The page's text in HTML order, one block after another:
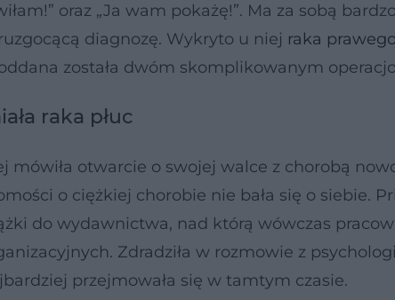
oraz „Ja wam pokażę!”. Ma za sobą
diagnozę. Wykryto u niej raka
została dwóm skomplikowanym
raka płuc
mówiła otwarcie o swojej walce z chorobą
o ciężkiej chorobie nie bała się o siebie.
do wydawnictwa, nad którą wówczas
Zdradziła w rozmowie z
przejmowała się w tamtym czasie.